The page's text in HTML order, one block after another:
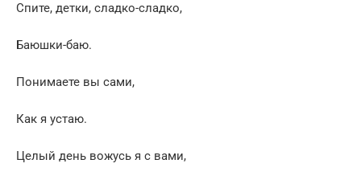
Спите, детки, сладко-сладко,
Баюшки-баю.
Понимаете вы сами,
Как я устаю.
Целый день вожусь я с вами,